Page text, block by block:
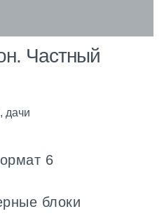
Частный
дачи
6
блоки